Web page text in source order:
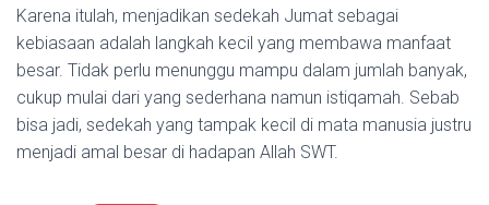
Karena itulah, menjadikan sedekah Jumat sebagai
kebiasaan adalah langkah kecil yang membawa manfaat
besar. Tidak perlu menunggu mampu dalam jumlah banyak,
cukup mulai dari yang sederhana namun istiqamah. Sebab
bisa jadi, sedekah yang tampak kecil di mata manusia justru
menjadi amal besar di hadapan Allah SWT.